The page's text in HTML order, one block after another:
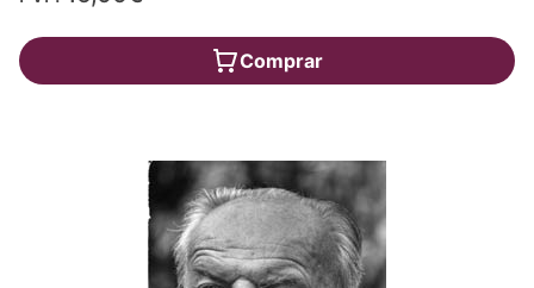
Comprar